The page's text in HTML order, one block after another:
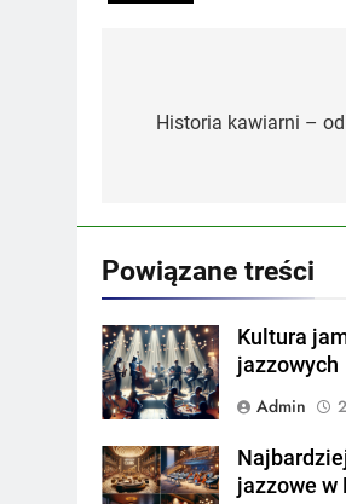
wpisu
Historia kawiarni –
Powiązane treści
Kultura
jazzowych
Admin
jazzowe w